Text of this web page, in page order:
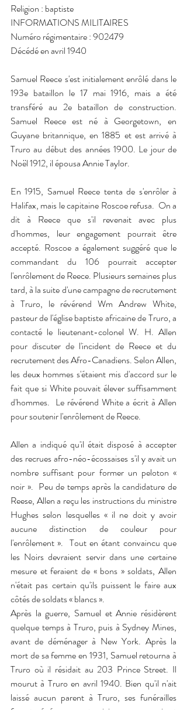
Religion : baptiste
INFORMATIONS MILITAIRES
Numéro régimentaire : 902479
Décédé en avril 1940
Samuel Reece s'est initialement enrôlé dans le
193e bataillon le 17 mai 1916, mais a été
transféré au 2e bataillon de construction.
Samuel Reece est né à Georgetown, en
Guyane britannique, en 1885 et est arrivé à
Truro au début des années 1900. Le jour de
Noël 1912, il épousa Annie Taylor.
En 1915, Samuel Reece tenta de s'enrôler à
Halifax, mais le capitaine Roscoe refusa.  On a
dit à Reece que s'il revenait avec plus
d'hommes, leur engagement pourrait être
accepté. Roscoe a également suggéré que le
commandant du 106 pourrait accepter
l'enrôlement de Reece. Plusieurs semaines plus
tard, à la suite d'une campagne de recrutement
à Truro, le révérend Wm Andrew White,
pasteur de l'église baptiste africaine de Truro, a
contacté le lieutenant-colonel W. H. Allen
pour discuter de l'incident de Reece et du
recrutement des Afro-Canadiens. Selon Allen,
les deux hommes s'étaient mis d'accord sur le
fait que si White pouvait élever suffisamment
d'hommes.  Le révérend White a écrit à Allen
pour soutenir l'enrôlement de Reece.
Allen a indiqué qu'il était disposé à accepter
des recrues afro-néo-écossaises s'il y avait un
nombre suffisant pour former un peloton «
noir ».  Peu de temps après la candidature de
Reese, Allen a reçu les instructions du ministre
Hughes selon lesquelles « il ne doit y avoir
aucune distinction de couleur pour
l'enrôlement ».  Tout en étant convaincu que
les Noirs devraient servir dans une certaine
mesure et feraient de « bons » soldats, Allen
n'était pas certain qu'ils puissent le faire aux
côtés de soldats « blancs ».
Après la guerre, Samuel et Annie résidèrent
quelque temps à Truro, puis à Sydney Mines,
avant de déménager à New York. Après la
mort de sa femme en 1931, Samuel retourna à
Truro où il résidait au 203 Prince Street. Il
mourut à Truro en avril 1940. Bien qu'il n'ait
laissé aucun parent à Truro, ses funérailles